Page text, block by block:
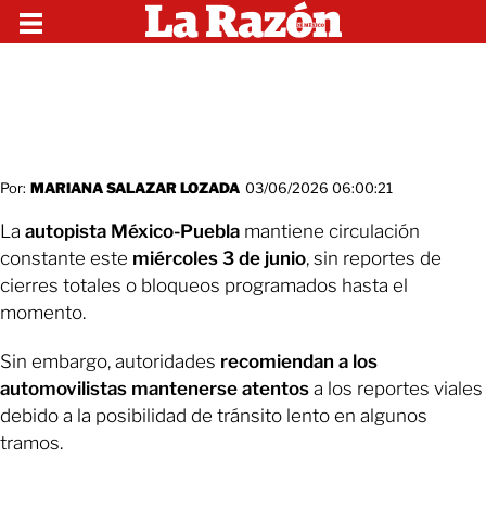
Por: MARIANA SALAZAR LOZADA 03/06/2026 06:00:21
La autopista México-Puebla mantiene circulación
constante este miércoles 3 de junio, sin reportes de
cierres totales o bloqueos programados hasta el
momento.
Sin embargo, autoridades recomiendan a los
automovilistas mantenerse atentos a los reportes viales
debido a la posibilidad de tránsito lento en algunos
tramos.